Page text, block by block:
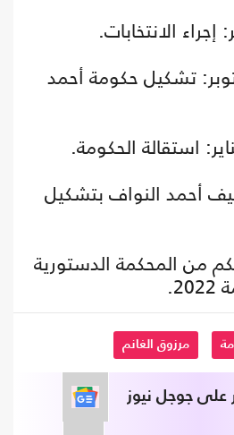
تشكيل حكومة أحمد
أحمد النواف بتشكيل
حكم من المحكمة الدستورية
مرزوق الغانم
على جوجل نيوز